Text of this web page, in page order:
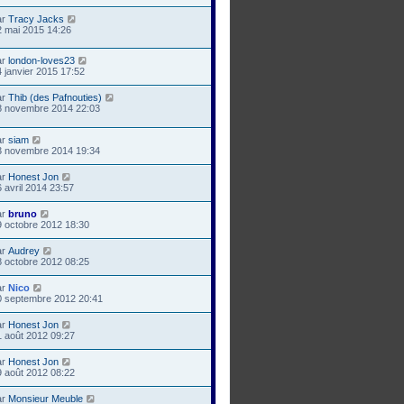
Tracy Jacks
mai 2015 14:26
london-loves23
janvier 2015 17:52
Thib (des Pafnouties)
novembre 2014 22:03
siam
novembre 2014 19:34
Honest Jon
avril 2014 23:57
bruno
octobre 2012 18:30
Audrey
octobre 2012 08:25
Nico
septembre 2012 20:41
Honest Jon
août 2012 09:27
Honest Jon
août 2012 08:22
Monsieur Meuble